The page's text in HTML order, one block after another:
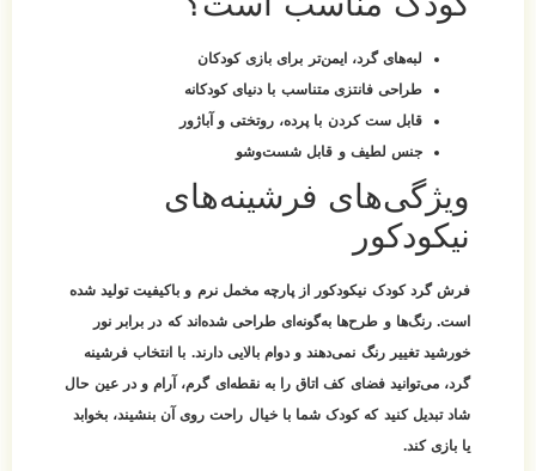
لبه‌های گرد، ایمن‌تر برای بازی کودکان
طراحی فانتزی متناسب با دنیای کودکانه
قابل ست کردن با پرده، روتختی و آباژور
جنس لطیف و قابل شست‌وشو
ویژگی‌های فرشینه‌های
نیکودکور
فرش گرد کودک نیکودکور از پارچه مخمل نرم و باکیفیت تولید شده
است. رنگ‌ها و طرح‌ها به‌گونه‌ای طراحی شده‌اند که در برابر نور
خورشید تغییر رنگ نمی‌دهند و دوام بالایی دارند. با انتخاب فرشینه
گرد، می‌توانید فضای کف اتاق را به نقطه‌ای گرم، آرام و در عین حال
شاد تبدیل کنید که کودک شما با خیال راحت روی آن بنشیند، بخوابد
یا بازی کند.